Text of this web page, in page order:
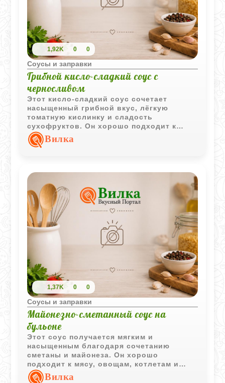
1,92K 0 0
Соусы и заправки
Грибной кисло-сладкий соус с
черносливом
Этот кисло-сладкий соус сочетает
насыщенный грибной вкус, лёгкую
томатную кислинку и сладость
сухофруктов. Он хорошо подходит к
картофельным и крупяным блюдам.
Вилка
1,37K 0 0
Соусы и заправки
Майонезно-сметанный соус на
бульоне
Этот соус получается мягким и
насыщенным благодаря сочетанию
сметаны и майонеза. Он хорошо
подходит к мясу, овощам, котлетам и
горячим закускам.
Вилка